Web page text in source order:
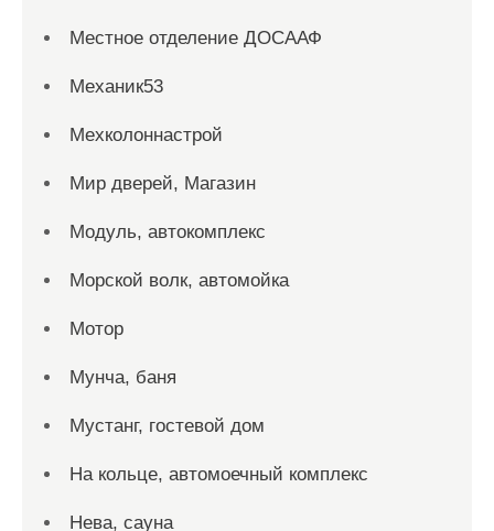
Местное отделение ДОСААФ
Механик53
Мехколоннастрой
Мир дверей, Магазин
Модуль, автокомплекс
Морской волк, автомойка
Мотор
Мунча, баня
Мустанг, гостевой дом
На кольце, автомоечный комплекс
Нева, сауна